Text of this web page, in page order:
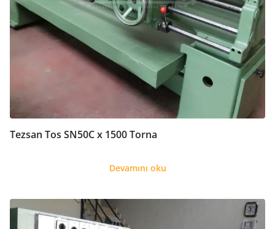
Tezsan Tos SN50C x 1500 Torna
Devamını oku